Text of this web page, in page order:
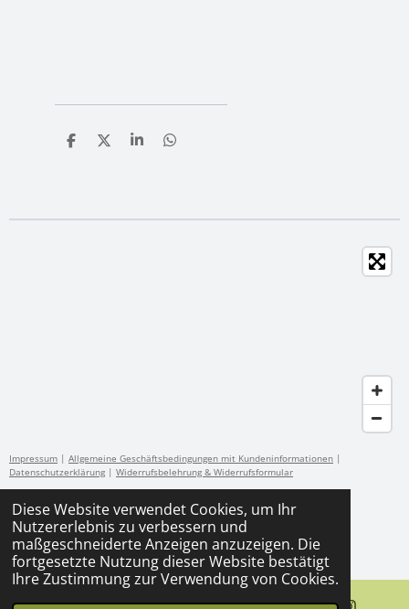
Diese Website verwendet Cookies, um Ihr
Nutzererlebnis zu verbessern und
maßgeschneiderte Anzeigen anzuzeigen. Die
fortgesetzte Nutzung dieser Website bestätigt
Ihre Zustimmung zur Verwendung von Cookies.
T
n
T
n
T
n
T
n
Impressum | Allgemeine Geschäftsbedingungen mit Kundeninformationen |
Datenschutzerklärung | Widerrufsbelehrung & Widerrufsformular
I
n
s
t
a
g
T
i
k
T
o
k
© 2023 - 2026 Beautiful & Balance Drogerie | Private Drogerie
Braunschweig